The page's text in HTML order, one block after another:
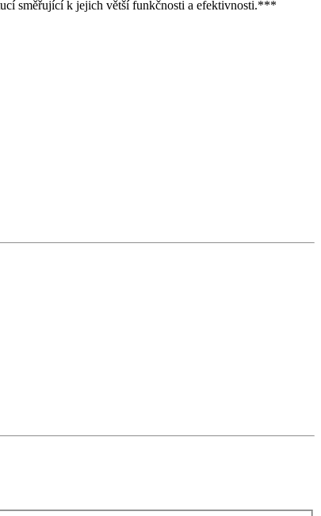
směřující k jejich větší funkčnosti a efektivnosti.***